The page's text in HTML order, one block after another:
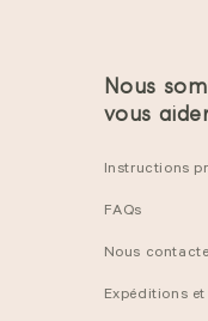
Nous
vous
Instructions
FAQs
Nous
Expéditions